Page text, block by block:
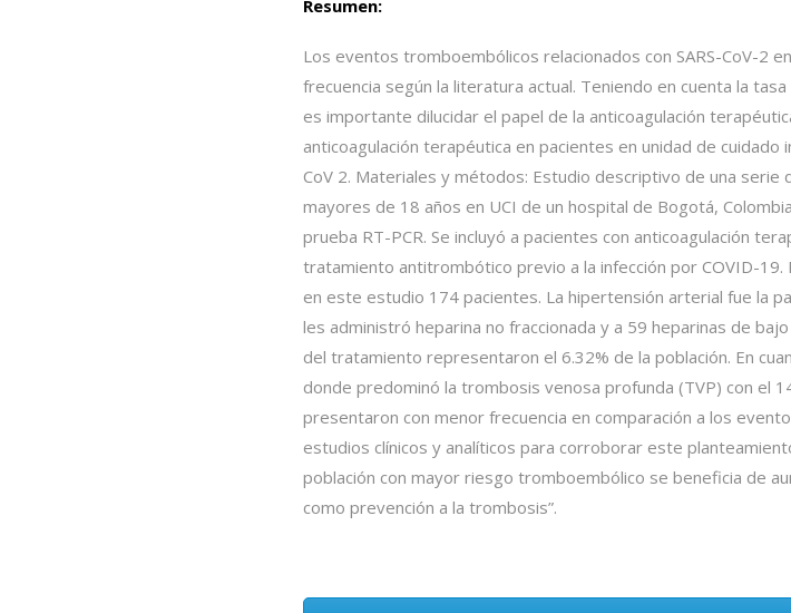
Resumen:
Los eventos tromboembólicos relacionados con SARS-CoV-2
frecuencia según la literatura actual. Teniendo en cuenta la
es importante dilucidar el papel de la anticoagulación
anticoagulación terapéutica en pacientes en unidad de
CoV 2. Materiales y métodos: Estudio descriptivo de una
mayores de 18 años en UCI de un hospital de Bogotá,
prueba RT-PCR. Se incluyó a pacientes con anticoagulación
tratamiento antitrombótico previo a la infección por COVID-19.
en este estudio 174 pacientes. La hipertensión arterial fue la
les administró heparina no fraccionada y a 59 heparinas de
del tratamiento representaron el 6.32% de la población. En
donde predominó la trombosis venosa profunda (TVP) con el
presentaron con menor frecuencia en comparación a los
estudios clínicos y analíticos para corroborar este
población con mayor riesgo tromboembólico se beneficia de
como prevención a la trombosis”.